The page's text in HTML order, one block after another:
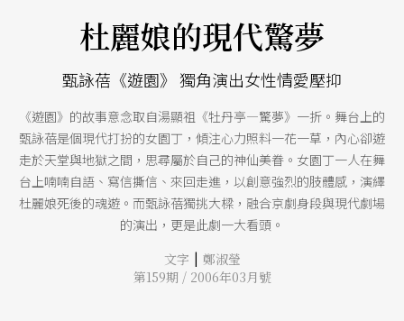
杜麗娘的現代驚夢
甄詠蓓《遊園》 獨角演出女性情愛壓抑
《遊園》的故事意念取自湯顯祖《牡丹亭—驚夢》一折。舞台上的
甄詠蓓是個現代打扮的女園丁，傾注心力照料一花一草，內心卻遊
走於天堂與地獄之間，思尋屬於自己的神仙美眷。女園丁一人在舞
台上喃喃自語、寫信撕信、來回走進，以創意強烈的肢體感，演繹
杜麗娘死後的魂遊。而甄詠蓓獨挑大樑，融合京劇身段與現代劇場
的演出，更是此劇一大看頭。
文字 | 鄭淑瑩
第159期 / 2006年03月號